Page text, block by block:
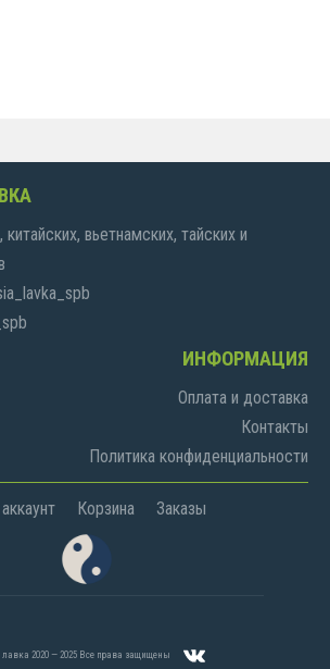
вьетнамских, тайских и
ИНФОРМАЦИЯ
Оплата и доставка
Контакты
Политика конфиденциальности
Корзина Заказы
лавка 2020 — 2025 Все права защищены